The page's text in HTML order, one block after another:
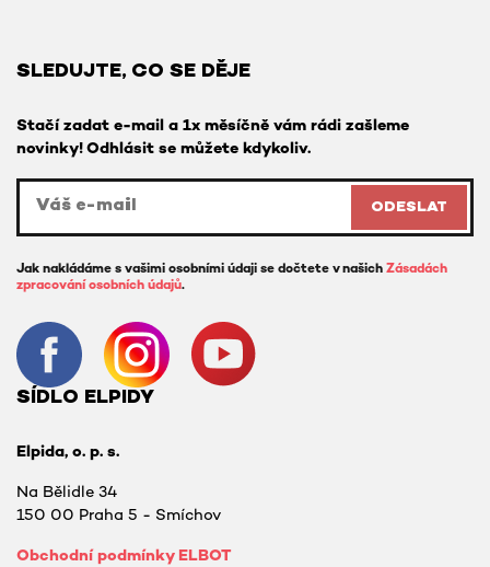
SLEDUJTE, CO SE DĚJE
Stačí zadat e-mail a 1x měsíčně vám rádi zašleme
novinky! Odhlásit se můžete kdykoliv.
ODESLAT
Jak nakládáme s vašimi osobními údaji se dočtete v našich Zásadách
zpracování osobních údajů.
SÍDLO ELPIDY
Elpida, o. p. s.
Na Bělidle 34
150 00 Praha 5 - Smíchov
Obchodní podmínky ELBOT